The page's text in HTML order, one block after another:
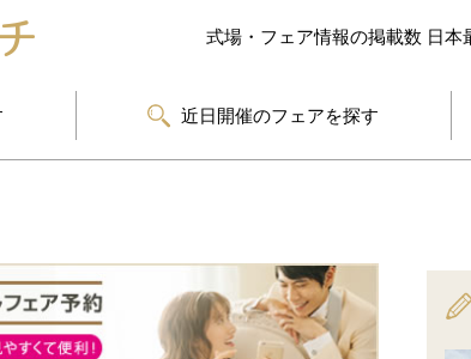
式場・フェア情報の掲載数 日本
近日開催のフェアを探す